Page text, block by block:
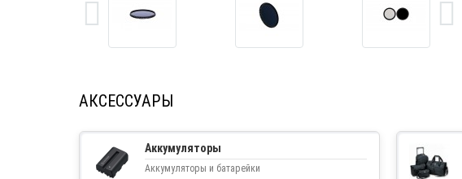
АКСЕССУАРЫ
Аккумуляторы
Аккумуляторы и батарейки